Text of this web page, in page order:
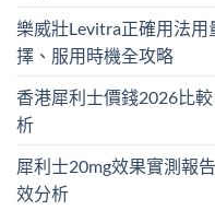
樂威壯Levitra正確用法
擇、服用時機全攻略
香港犀利士價錢2026比
析
犀利士20mg效果實測報
效分析